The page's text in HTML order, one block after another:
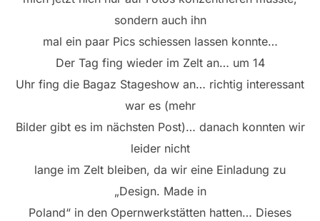
sondern auch ihn
mal ein paar Pics schiessen lassen konnte…
Der Tag fing wieder im Zelt an… um 14
Uhr fing die Bagaz Stageshow an… richtig interessant
war es (mehr
Bilder gibt es im nächsten Post)… danach konnten wir
leider nicht
lange im Zelt bleiben, da wir eine Einladung zu
„Design. Made in
Poland“ in den Opernwerkstätten hatten… Dieses